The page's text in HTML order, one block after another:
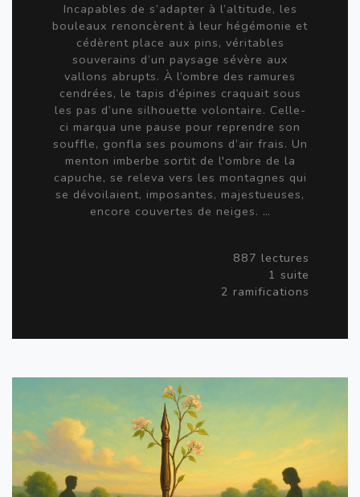
Incapables de s’adapter à l’altitude, les
bouleaux renoncèrent à leur hégémonie et
cédèrent place aux pins, véritables
souverains d’un paysage sévère aux
vallons abrupts. À l’ombre des ramures
cendrées, le tapis d’épines craquait sous
les pas d’une silhouette volontaire. Celle-
ci marqua une pause pour reprendre son
souffle, gonfla ses poumons d’air frais. Un
menton imberbe sortit de l'ombre de la
capuche, se releva vers les montagnes qui
se dévoilaient, imposantes, majestueuses,
encore couvertes de neiges. …
887 lectures
1 suite
2 ramifications